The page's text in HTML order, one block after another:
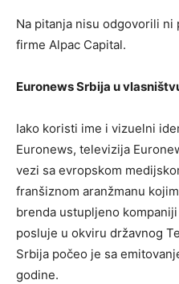
Na pitanja nisu odgovorili
firme Alpac Capital.
Euronews Srbija u
Iako koristi ime i vizuelni
Euronews, televizija
vezi sa evropskom
franšiznom aranžmanu
brenda ustupljeno
posluje u okviru državnog
Srbija počeo je sa
godine.